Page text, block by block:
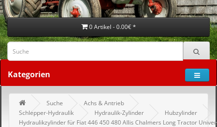
0 Artikel - 0.00€ *
Kategorien
Suche
Achs & Antrieb
Schlepper-Hydraulik
Hydraulik-Zylinder
Hubzylinder
Hydraulikzylinder für Fiat 446 450 480 Allis Chalmers Long Tractor